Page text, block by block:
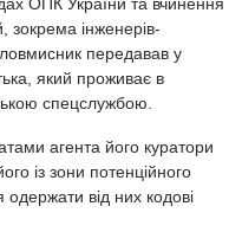
зокрема інженерів-
передавав у
який проживає в
спецслужбою.
агента його куратори
із зони потенційного
від них кодові